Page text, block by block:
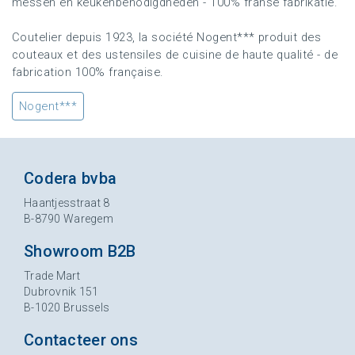
Coutelier depuis 1923, la société ​Nogent*** produit des
couteaux et des ustensiles de cuisine de haute qualité - de
fabrication 100% française.
Nogent***
Codera bvba
Haantjesstraat 8
B-8790 Waregem
Showroom B2B
Trade Mart
Dubrovnik 151
B-1020 Brussels
Contacteer ons